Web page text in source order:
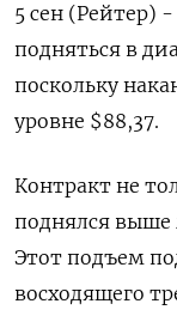
5 сен (Рейтер)
подняться в
поскольку
уровне $88,37.
Контракт не
поднялся выше
Этот подъем
восходящего